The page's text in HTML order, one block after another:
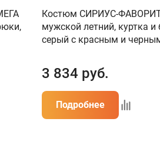
Костюм СИРИУС-
мужской летний, куртка и
серый с красным и
3 834 руб.
Подробнее